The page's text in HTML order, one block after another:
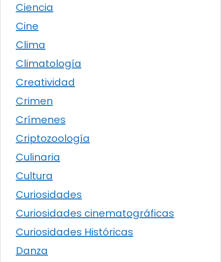
Ciencia
Cine
Clima
Climatología
Creatividad
Crimen
Crímenes
Criptozoología
Culinaria
Cultura
Curiosidades
Curiosidades cinematográficas
Curiosidades Históricas
Danza